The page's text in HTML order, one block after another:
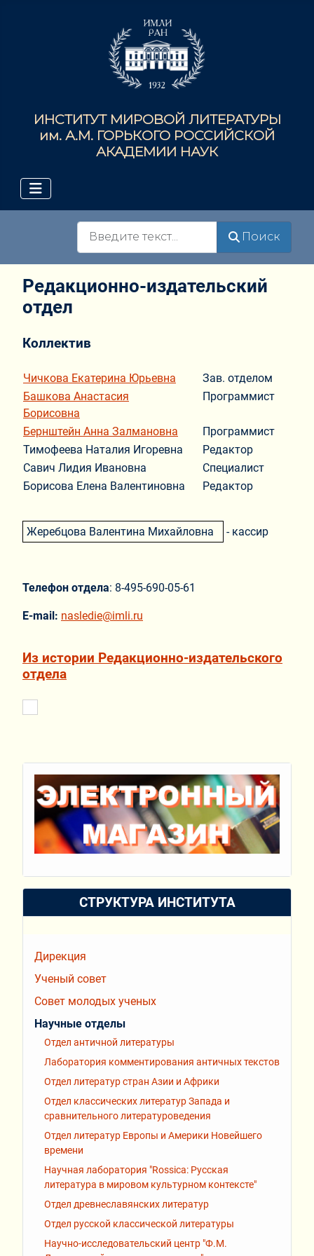
ИНСТИТУТ МИРОВОЙ ЛИТЕРАТУРЫ
им. А.М. ГОРЬКОГО РОССИЙСКОЙ
АКАДЕМИИ НАУК
Поиск
Редакционно-издательский
отдел
Коллектив
Чичкова Екатерина Юрьевна
Зав. отделом
Башкова Анастасия
Борисовна
Программист
Бернштейн Анна Залмановна
Программист
Тимофеева Наталия Игоревна
Редактор
Савич Лидия Ивановна
Специалист
Борисова Елена Валентиновна
Редактор
Жеребцова Валентина Михайловна - кассир
Телефон отдела: 8-495-690-05-61
E-mail: nasledie@imli.ru
Из истории Редакционно-издательского
отдела
СТРУКТУРА ИНСТИТУТА
Дирекция
Ученый совет
Совет молодых ученых
Научные отделы
Отдел античной литературы
Лаборатория комментирования античных текстов
Отдел литератур стран Азии и Африки
Отдел классических литератур Запада и
сравнительного литературоведения
Отдел литератур Европы и Америки Новейшего
времени
Научная лаборатория "Rossiсa: Русская
литература в мировом культурном контексте"
Отдел древнеславянских литератур
Отдел русской классической литературы
Научно-исследовательский центр "Ф.М.